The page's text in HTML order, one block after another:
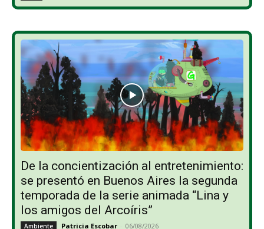
De la concientización al entretenimiento:
se presentó en Buenos Aires la segunda
temporada de la serie animada “Lina y
los amigos del Arcoíris”
Ambiente Patricia Escobar - 06/08/2026